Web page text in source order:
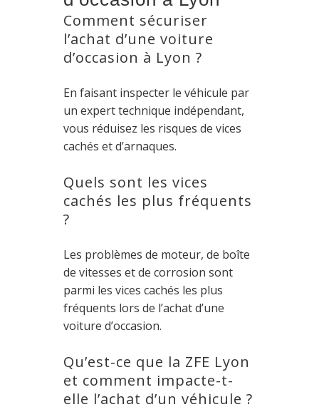
Comment sécuriser
l’achat d’une voiture
d’occasion à Lyon ?
En faisant inspecter le véhicule par
un expert technique indépendant,
vous réduisez les risques de vices
cachés et d’arnaques.
Quels sont les vices
cachés les plus fréquents
?
Les problèmes de moteur, de boîte
de vitesses et de corrosion sont
parmi les vices cachés les plus
fréquents lors de l’achat d’une
voiture d’occasion.
Qu’est-ce que la ZFE Lyon
et comment impacte-t-
elle l’achat d’un véhicule ?